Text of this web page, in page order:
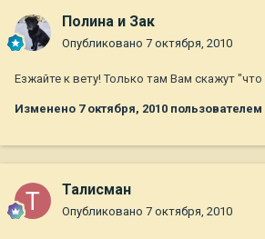
Полина и Зак
Опубликовано 7 октября, 2010
Езжайте к вету! Только там Вам скажут "что
Изменено 7 октября, 2010
Талисман
Опубликовано 7 октября, 2010